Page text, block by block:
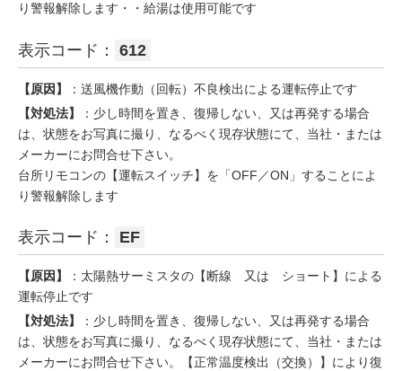
り警報解除します・・給湯は使用可能です
表示コード： 612
【原因】
：送風機作動（回転）不良検出による運転停止です
【対処法】
：少し時間を置き、復帰しない、又は再発する場合
は、状態をお写真に撮り、なるべく現存状態にて、当社・または
メーカーにお問合せ下さい。
台所リモコンの【運転スイッチ】を「OFF／ON」することによ
り警報解除します
表示コード： EF
【原因】
：太陽熱サーミスタの【断線 又は ショート】による
運転停止です
【対処法】
：少し時間を置き、復帰しない、又は再発する場合
は、状態をお写真に撮り、なるべく現存状態にて、当社・または
メーカーにお問合せ下さい。【正常温度検出（交換）】により復